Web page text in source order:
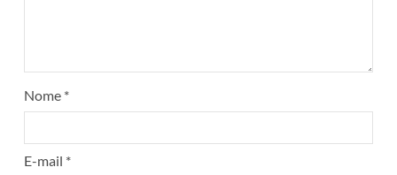
Nome *
E-mail *